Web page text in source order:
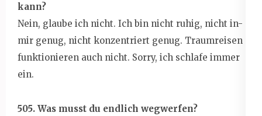
kann?
Nein, glaube ich nicht. Ich bin nicht ruhig, nicht in-
mir genug, nicht konzentriert genug. Traumreisen
funktionieren auch nicht. Sorry, ich schlafe immer
ein.
505. Was musst du endlich wegwerfen?